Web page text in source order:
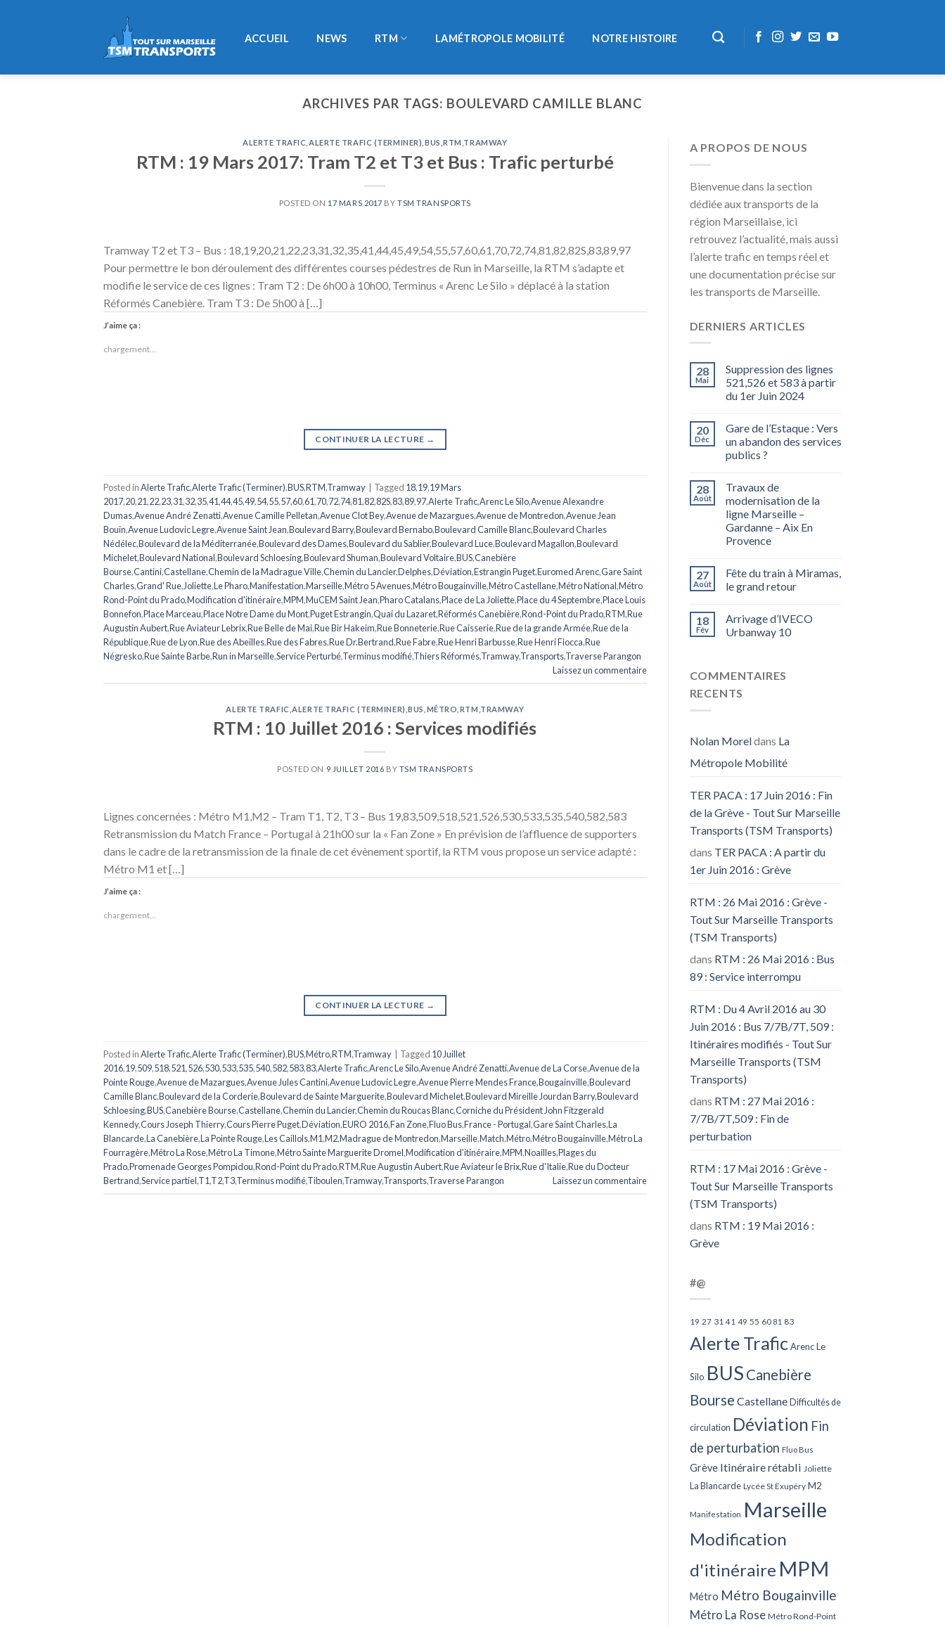
ACCUEIL NEWS RTM LAMÉTROPOLE MOBILITÉ NOTRE HISTOIRE
ARCHIVES PAR TAGS: BOULEVARD CAMILLE BLANC
ALERTE TRAFIC ALERTE TRAFIC (TERMINER) BUS ,RTM TRAMWAY
RTM : 19 Mars 2017: Tram T2 et T3 et Bus : Trafic perturbé
POSTED ON 17 MARS 2017 BYTSM TRANSPORTS
Tramway T2 et T3 – Bus : 18,19,20,21,22,23,31,32,35,41,44,45,49,54,55,57,60,61,70,72,74,81,82,82S,83,89,97
Pour permettre le bon déroulement des différentes courses pédestres de Run in Marseille, la RTM s’adapte et
modifie le service de ces lignes : Tram T2 : De 6h00 à 10h00, Terminus « Arenc Le Silo » déplacé à la station
Réformés Canebière. Tram T3 : De 5h00 à […]
J’aime ça :
chargement…
CONTINUER LA LECTURE →
Posted inAlerte Trafic,Alerte Trafic (Terminer),BUS,RTM,Tramway Tagged 18,19,19 Mars
2017,20,21,22,23,31,32,35,41,44,45,49,54,55,57,60,61,70,72,74,81,82,82S,83,89,97,Alerte Trafic,Arenc Le Silo,Avenue Alexandre
Dumas,Avenue André Zenatti,Avenue Camille Pelletan,Avenue Clot Bey,Avenue de Mazargues,Avenue de Montredon,Avenue Jean
Bouin,Avenue Ludovic Legre,Avenue Saint Jean,Boulevard Barry,Boulevard Bernabo,Boulevard Camille Blanc,Boulevard Charles
Nédélec,Boulevard de la Méditerranée,Boulevard des Dames,Boulevard du Sablier,Boulevard Luce,Boulevard Magallon,Boulevard
Michelet,Boulevard National,Boulevard Schloesing,Boulevard Shuman,Boulevard Voltaire,BUS,Canebière
Bourse,Cantini,Castellane,Chemin de la Madrague Ville,Chemin du Lancier,Delphes,Déviation,Estrangin Puget,Euromed Arenc,Gare Saint
Charles,Grand' Rue,Joliette,Le Pharo,Manifestation,Marseille,Métro 5 Avenues,Métro Bougainville,Métro Castellane,Métro National,Métro
Rond-Point du Prado,Modification d'itinéraire,MPM,MuCEM Saint Jean,Pharo Catalans,Place de La Joliette,Place du 4 Septembre,Place Louis
Bonnefon,Place Marceau,Place Notre Dame du Mont,Puget Estrangin,Quai du Lazaret,Réformés Canebière,Rond-Point du Prado,RTM,Rue
Augustin Aubert,Rue Aviateur Lebrix,Rue Belle de Mai,Rue Bir Hakeim,Rue Bonneterie,Rue Caisserie,Rue de la grande Armée,Rue de la
République,Rue de Lyon,Rue des Abeilles,Rue des Fabres,Rue Dr.Bertrand,Rue Fabre,Rue Henri Barbusse,Rue Henri Fiocca,Rue
Négresko,Rue Sainte Barbe,Run in Marseille,Service Perturbé,Terminus modifié,Thiers Réformés,Tramway,Transports,Traverse Parangon
Laissez un commentaire
ALERTE TRAFIC ,ALERTE TRAFIC (TERMINER) ,BUS MÉTRO RTM TRAMWAY
RTM : 10 Juillet 2016 : Services modifiés
POSTED ON 9 JUILLET 2016 BY TSM TRANSPORTS
Lignes concernées : Métro M1,M2 – Tram T1, T2, T3 – Bus 19,83,509,518,521,526,530,533,535,540,582,583
Retransmission du Match France – Portugal à 21h00 sur la « Fan Zone » En prévision de l’affluence de supporters
dans le cadre de la retransmission de la finale de cet évènement sportif, la RTM vous propose un service adapté :
Métro M1 et […]
J’aime ça :
chargement…
CONTINUER LA LECTURE →
Posted inAlerte Trafic,Alerte Trafic (Terminer),BUS,Métro,RTM,Tramway Tagged 10 Juillet
2016,19,509,518,521,526,530,533,535,540,582,583,83,Alerte Trafic,Arenc Le Silo,Avenue André Zenatti,Avenue de La Corse,Avenue de la
Pointe Rouge,Avenue de Mazargues,Avenue Jules Cantini,Avenue Ludovic Legre,Avenue Pierre Mendes France,Bougainville,Boulevard
Camille Blanc,Boulevard de la Corderie,Boulevard de Sainte Marguerite,Boulevard Michelet,Boulevard Mireille Jourdan Barry,Boulevard
Schloesing,BUS,Canebière Bourse,Castellane,Chemin du Lancier,Chemin du Roucas Blanc,Corniche du Président John Fitzgerald
Kennedy,Cours Joseph Thierry,Cours Pierre Puget,Déviation,EURO 2016,Fan Zone,Fluo Bus,France - Portugal,Gare Saint Charles,La
Blancarde,La Canebière,La Pointe Rouge,Les Caillols,M1,M2,Madrague de Montredon,Marseille,Match,Métro,Métro Bougainville,Métro La
Fourragère,Métro La Rose,Métro La Timone,Métro Sainte Marguerite Dromel,Modification d'itinéraire,MPM,Noailles,Plages du
Prado,Promenade Georges Pompidou,Rond-Point du Prado,RTM,Rue Augustin Aubert,Rue Aviateur le Brix,Rue d'Italie,Rue du Docteur
Bertrand,Service partiel,T1,T2,T3,Terminus modifié,Tiboulen,Tramway,Transports,Traverse Parangon Laissez un commentaire
A PROPOS DE NOUS
Bienvenue dans la section
dédiée aux transports de la
région Marseillaise, ici
retrouvez l’actualité, mais aussi
l’alerte trafic en temps réel et
une documentation précise sur
les transports de Marseille.
DERNIERS ARTICLES
28
Mai
Suppression des lignes
521,526 et 583 à partir
du 1er Juin 2024
20
Déc
Gare de l’Estaque : Vers
un abandon des services
publics ?
28
Août
Travaux de
modernisation de la
ligne Marseille –
Gardanne – Aix En
Provence
27
Août
Fête du train à Miramas,
le grand retour
18
Fév
Arrivage d’IVECO
Urbanway 10
COMMENTAIRES
RECENTS
Nolan Moreldans La
Métropole Mobilité
TER PACA : 17 Juin 2016 : Fin
de la Grève - Tout Sur Marseille
Transports (TSM Transports)
dans TER PACA : A partir du
1er Juin 2016 : Grève
RTM : 26 Mai 2016 : Grève -
Tout Sur Marseille Transports
(TSM Transports)
dans RTM : 26 Mai 2016 : Bus
89 : Service interrompu
RTM : Du 4 Avril 2016 au 30
Juin 2016 : Bus 7/7B/7T, 509 :
Itinéraires modifiés - Tout Sur
Marseille Transports (TSM
Transports)
dans RTM : 27 Mai 2016 :
7/7B/7T,509 : Fin de
perturbation
RTM : 17 Mai 2016 : Grève -
Tout Sur Marseille Transports
(TSM Transports)
dans RTM : 19 Mai 2016 :
Grève
#@
19 27 31 41 49 55 60 81 83
Alerte Trafic Arenc Le
Silo BUS Canebière
Bourse Castellane Difficultés de
circulation Déviation Fin
de perturbation Fluo Bus
Grève Itinéraire rétabli Joliette
La Blancarde Lycée St Exupéry M2
Manifestation Marseille
Modification
d'itinéraire MPM
Métro Métro Bougainville
Métro La Rose Métro Rond-Point